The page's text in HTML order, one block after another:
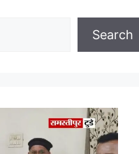
Search